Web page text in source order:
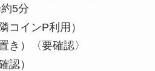
5分
コインP利用）
き）〈要確認〉
認）